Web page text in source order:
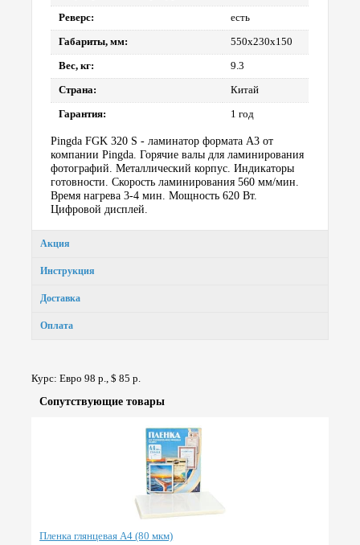
Реверс: есть
Габариты, мм: 550х230х150
Вес, кг: 9.3
Страна: Китай
Гарантия: 1 год
Pingda FGK 320 S - ламинатор формата А3 от
компании Pingda. Горячие валы для ламинирования
фотографий. Металлический корпус. Индикаторы
готовности. Скорость ламинирования 560 мм/мин.
Время нагрева 3-4 мин. Мощность 620 Вт.
Цифровой дисплей.
Акция
Инструкция
Доставка
Оплата
Курс: Евро 98 р., $ 85 р.
Сопут­ствую­щие товары
Пленка глянцевая А4 (80 мкм)